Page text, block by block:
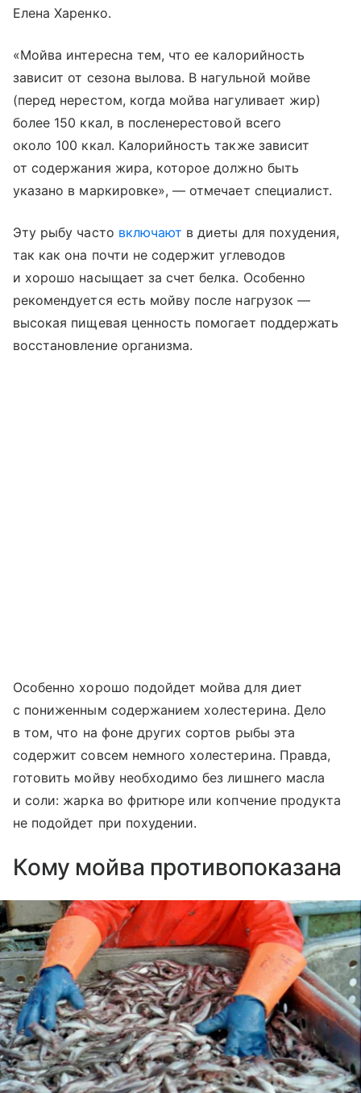
Елена Харенко.
«Мойва интересна тем, что ее калорийность
зависит от сезона вылова. В нагульной мойве
(перед нерестом, когда мойва нагуливает жир)
более 150 ккал, в посленерестовой всего
около 100 ккал. Калорийность также зависит
от содержания жира, которое должно быть
указано в маркировке», — отмечает специалист.
Эту рыбу часто включают в диеты для похудения,
так как она почти не содержит углеводов
и хорошо насыщает за счет белка. Особенно
рекомендуется есть мойву после нагрузок —
высокая пищевая ценность помогает поддержать
восстановление организма.
Особенно хорошо подойдет мойва для диет
с пониженным содержанием холестерина. Дело
в том, что на фоне других сортов рыбы эта
содержит совсем немного холестерина. Правда,
готовить мойву необходимо без лишнего масла
и соли: жарка во фритюре или копчение продукта
не подойдет при похудении.
Кому мойва противопоказана